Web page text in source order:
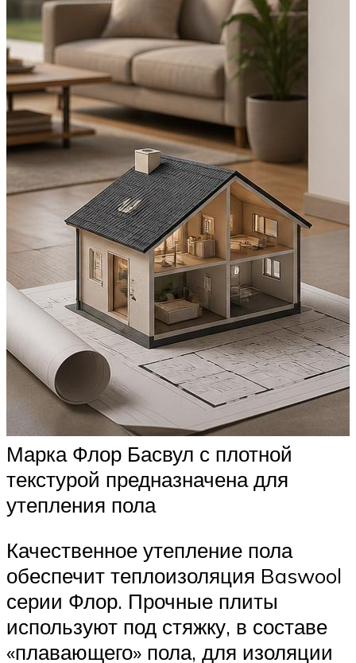
Марка Флор Басвул с плотной
текстурой предназначена для
утепления пола
Качественное утепление пола
обеспечит теплоизоляция Baswool
серии Флор. Прочные плиты
используют под стяжку, в составе
«плавающего» пола, для изоляции